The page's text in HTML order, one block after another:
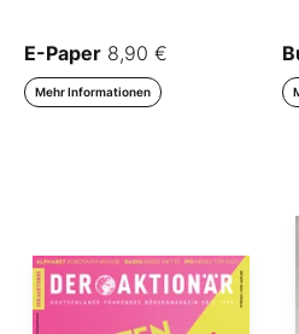
E-Paper 8,90 €
Mehr Informationen